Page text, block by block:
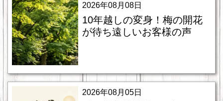
2026年08月08日
10年越しの変身！梅の開花
が待ち遠しいお客様の声
2026年08月05日